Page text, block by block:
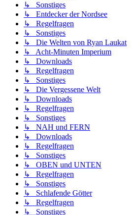
↳ Sonstiges
↳ Entdecker der Nordsee
↳ Regelfragen
↳ Sonstiges
↳ Die Welten von Ryan Laukat
↳ Acht-Minuten Imperium
↳ Downloads
↳ Regelfragen
↳ Sonstiges
↳ Die Vergessene Welt
↳ Downloads
↳ Regelfragen
↳ Sonstiges
↳ NAH und FERN
↳ Downloads
↳ Regelfragen
↳ Sonstiges
↳ OBEN und UNTEN
↳ Regelfragen
↳ Sonstiges
↳ Schlafende Götter
↳ Regelfragen
↳ Sonstiges